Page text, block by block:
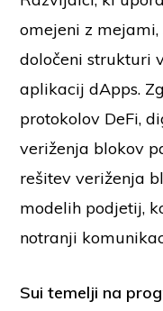
omejeni z
določeni strukturi
aplikacij dApps.
protokolov DeFi,
veriženja blokov
rešitev veriženja
modelih podjetij,
notranji
Sui temelji na